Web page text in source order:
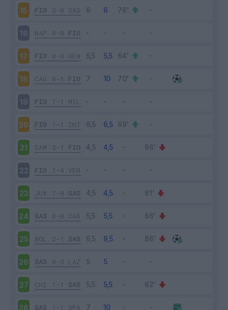
15 FIO 3-0 SAS
16 NAP 0-0 FIO
17 FIO 0-0 GEN
18 CAG 0-1 FIO
19 FIO 1-1 MIL
20 FIO 1-1 INT
21 SAM 3-1 FIO
22 FIO 1-4 VER
23 JUV 7-0 SAS
24 SAS 0-0 CAG
25 BOL 2-1 SAS
26 SAS 0-3 LAZ
27 CHI 1-1 SAS
28 SAS 1-1 SPA